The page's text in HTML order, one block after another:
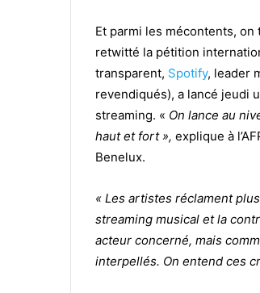
Et parmi les mécontents,
retwitté la pétition
transparent, Spotify, leader
revendiqués), a lancé jeudi
streaming. « On lance au
haut et fort », explique à
Benelux.
« Les artistes réclament
streaming musical et la
acteur concerné, mais
interpellés. On entend ces